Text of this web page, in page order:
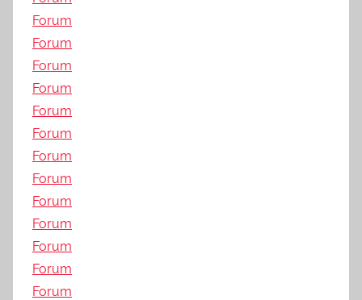
Forum
Forum
Forum
Forum
Forum
Forum
Forum
Forum
Forum
Forum
Forum
Forum
Forum